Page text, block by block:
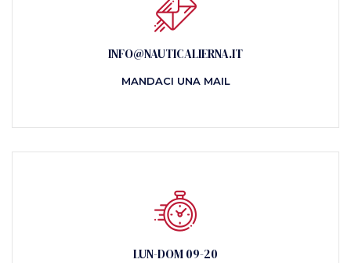
INFO@NAUTICALIERNA.IT
MANDACI UNA MAIL
LUN-DOM 09-20